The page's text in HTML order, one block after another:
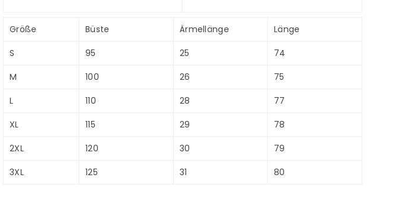
Größe Büste Ärmellänge
Länge
S
95 25
74
M
100 26
75
L
110 28
77
XL
115 29
78
2XL
120 30
79
3XL
125 31 80